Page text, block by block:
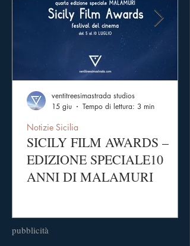
SICILY FILM AWARDS –
EDIZIONE SPECIALE10
ANNI DI MALAMURI
Notizie Sicilia
ventitreesimastrada studios
15 giu
Tempo di lettura: 3 min
pubblicità